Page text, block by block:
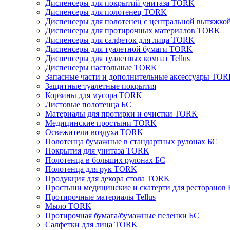
Диспенсеры для покрытий унитаза TORK
Диспенсеры для полотенец TORK
Диспенсеры для полотенец с центральной
Диспенсеры для протирочных материалов TORK
Диспенсеры для салфеток для лица TORK
Диспенсеры для туалетной бумаги TORK
Диспенсеры для туалетных комнат Tellus
Диспенсеры настольные TORK
Запасные части и дополнительные аксессуары
Защитные туалетные покрытия
Корзины для мусора TORK
Листовые полотенца БС
Материалы для протирки и очистки TORK
Медицинские простыни TORK
Освежители воздуха TORK
Полотенца бумажные в стандартных рулонах БС
Покрытия для унитаза TORK
Полотенца в больших рулонах БС
Полотенца для рук TORK
Продукция для декора стола TORK
Простыни медицинские и скатерти для ресторанов
Протирочные материалы Tellus
Мыло TORK
Протирочная бумага/бумажные пеленки БС
Салфетки для лица TORK